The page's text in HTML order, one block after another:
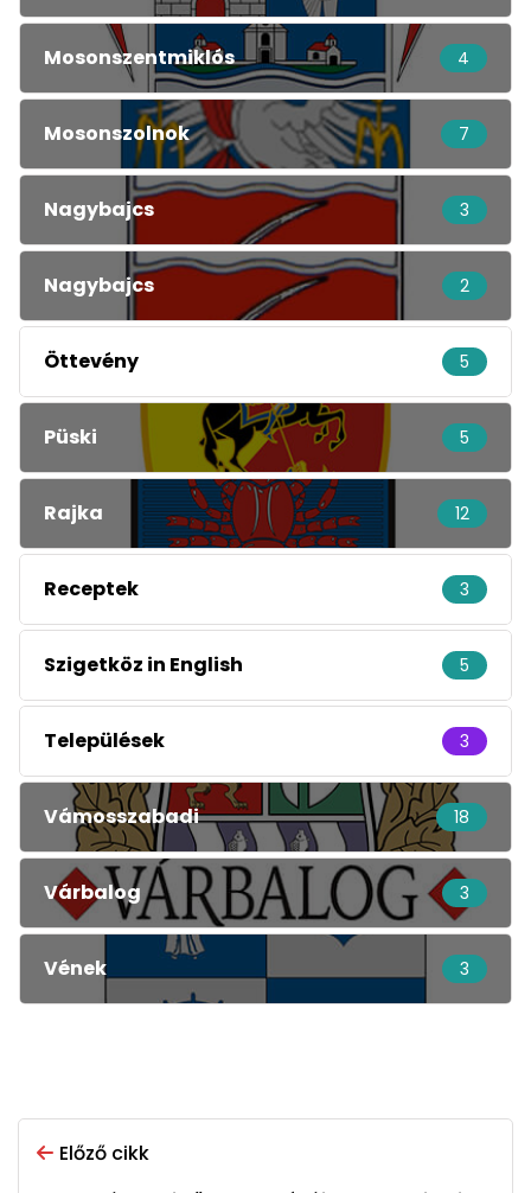
Mosonszentmiklós 4
Mosonszolnok 7
Nagybajcs 3
Nagybajcs 2
Öttevény 5
Püski 5
Rajka 12
Receptek 3
Szigetköz in English 5
Települések 3
Vámosszabadi 18
Várbalog 3
Vének 3
Előző cikk